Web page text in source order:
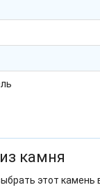
камня
этот камень